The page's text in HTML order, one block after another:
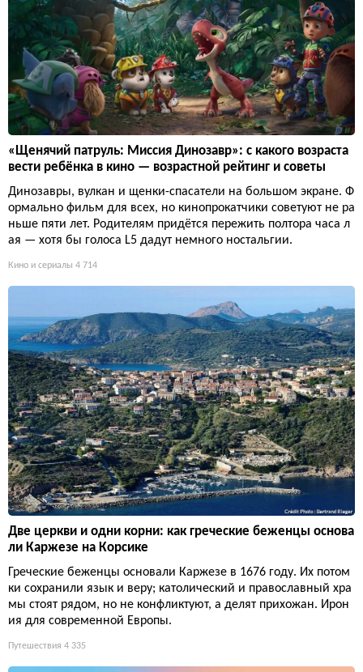
«Щенячий патруль: Миссия Динозавр»: с какого возраста
вести ребёнка в кино — возрастной рейтинг и советы
Динозавры, вулкан и щенки-спасатели на большом экране. Ф
ормально фильм для всех, но кинопрокатчики советуют не ра
ньше пяти лет. Родителям придётся пережить полтора часа л
ая — хотя бы голоса L5 дадут немного ностальгии.
Кино и сериалы 4 714
Две церкви и одни корни: как греческие беженцы основа
ли Каржезе на Корсике
Греческие беженцы основали Каржезе в 1676 году. Их потом
ки сохранили язык и веру; католический и православный хра
мы стоят рядом, но не конфликтуют, а делят прихожан. Ирон
ия для современной Европы.
Путешествия 4 335